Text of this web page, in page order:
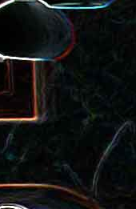
Pizza au camembert,
d'érable et aux